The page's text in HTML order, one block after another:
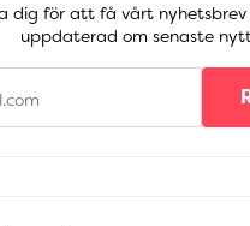
dig för att få vårt nyhetsbrev
uppdaterad om senaste